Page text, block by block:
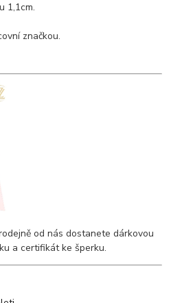
1,1cm.
značkou.
od nás dostanete dárkovou
a certifikát ke šperku.